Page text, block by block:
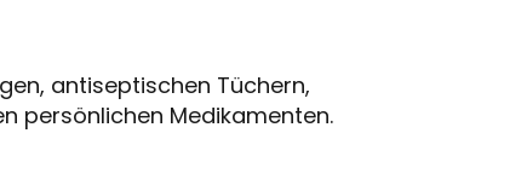
antiseptischen Tüchern,
persönlichen Medikamenten.